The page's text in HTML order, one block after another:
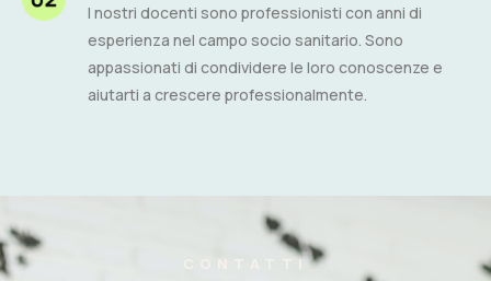
I nostri docenti sono professionisti con anni di
esperienza nel campo socio sanitario. Sono
appassionati di condividere le loro conoscenze e
aiutarti a crescere professionalmente.
CONTATTI